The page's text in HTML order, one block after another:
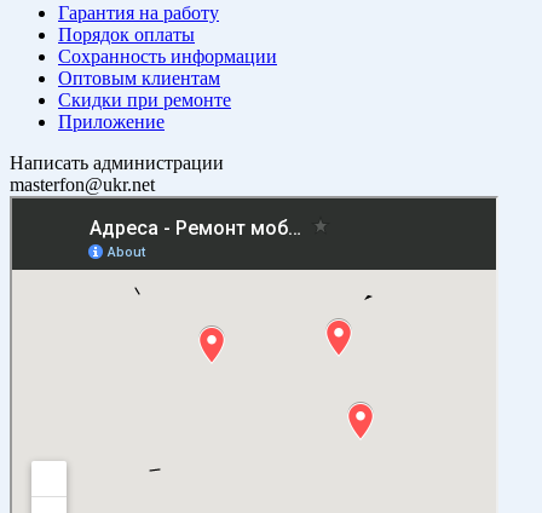
Гарантия на работу
Порядок оплаты
Сохранность информации
Оптовым клиентам
Скидки при ремонте
Приложение
Написать администрации
masterfon@ukr.net